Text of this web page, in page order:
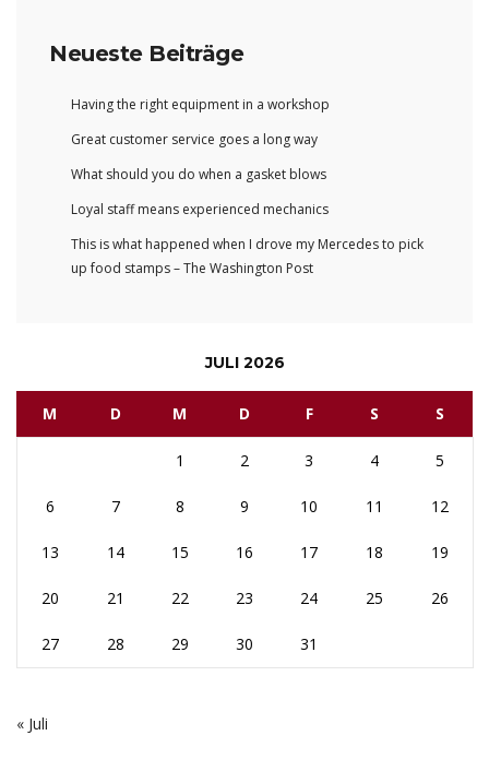
Neueste Beiträge
Having the right equipment in a workshop
Great customer service goes a long way
What should you do when a gasket blows
Loyal staff means experienced mechanics
This is what happened when I drove my Mercedes to pick
up food stamps – The Washington Post
JULI 2026
M D M D F S S
1 2 3 4 5
6 7 8 9 10 11 12
13 14 15 16 17 18 19
20 21 22 23 24 25 26
27 28 29 30 31
« Juli